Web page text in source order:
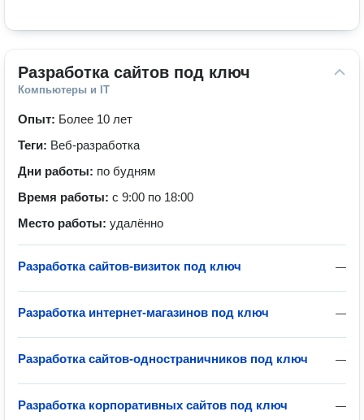
Разработка сайтов под ключ
Компьютеры и IT
Опыт: Более 10 лет
Теги: Веб-разработка
Дни работы: по будням
Время работы: с 9:00 по 18:00
Место работы: удалённо
—
Разработка сайтов-визиток под ключ
—
Разработка интернет-магазинов под ключ
—
Разработка сайтов-одностраничников под ключ
—
Разработка корпоративных сайтов под ключ